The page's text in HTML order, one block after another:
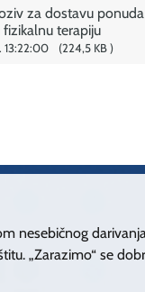
za dostavu
fizikalnu terapiju
13:22:00 224,5 KB
nesebičnog
„Zarazimo“ se